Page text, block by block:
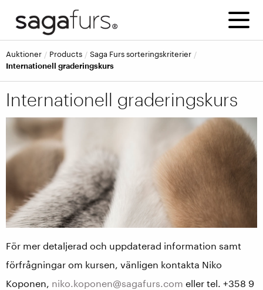
Auktioner Products
Saga Furs sorteringskriterier
Internationell graderingskurs
Internationell graderingskurs
För mer detaljerad och uppdaterad information samt
förfrågningar om kursen, vänligen kontakta Niko
Koponen, niko.koponen@sagafurs.com eller tel. +358 9